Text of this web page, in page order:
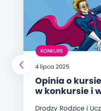
KONKURS
4 lipca 2025
Opinia o
w konkursie i
Drodzy Rodzice i